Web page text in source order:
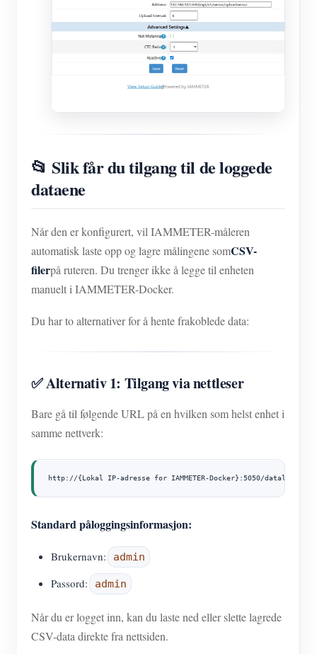
📂 Slik får du tilgang til de loggede
dataene
Når den er konfigurert, vil IAMMETER-måleren
automatisk laste opp og lagre målingene somCSV-
filerpå ruteren. Du trenger ikke å legge til enheten
manuelt i IAMMETER-Docker.
Du har to alternativer for å hente frakoblede data:
✅ Alternativ 1: Tilgang via nettleser
Bare gå til følgende URL på en hvilken som helst enhet i
samme nettverk:
http://{Lokal IP-adresse for IAMMETER-Docker}:5050/datalogger
Standard påloggingsinformasjon:
Brukernavn: admin
Passord: admin
Når du er logget inn, kan du laste ned eller slette lagrede
CSV-data direkte fra nettsiden.